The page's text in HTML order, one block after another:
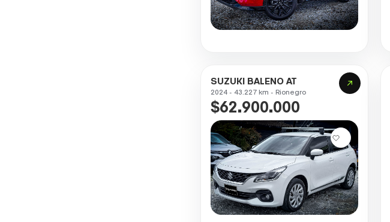
SUZUKI BALENO AT
2024 - 43.227 km - Rionegro
$62.900.000